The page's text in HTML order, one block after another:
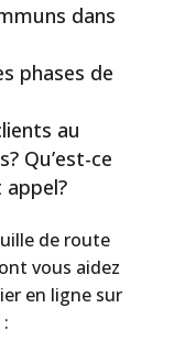
dans
phases de
au
Qu’est-ce
de route
vous aidez
en ligne sur